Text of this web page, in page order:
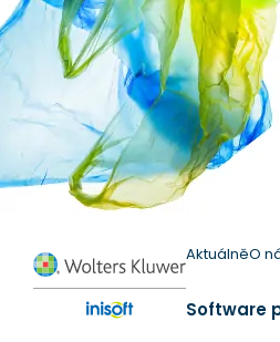
AktuálněO
Software